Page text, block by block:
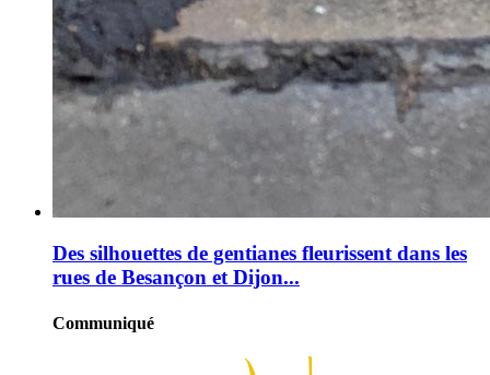
Des silhouettes de gentianes fleurissent dans les
rues de Besançon et Dijon...
Communiqué